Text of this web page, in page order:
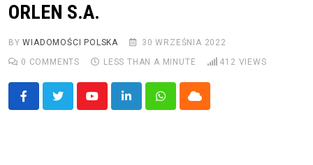
ORLEN S.A.
BYWIADOMOŚCI POLSKA
30 WRZEŚNIA 2022
0 COMMENTS LESS THAN A MINUTE 412 VIEWS
YoutubeLinkedInWhatsappCloud